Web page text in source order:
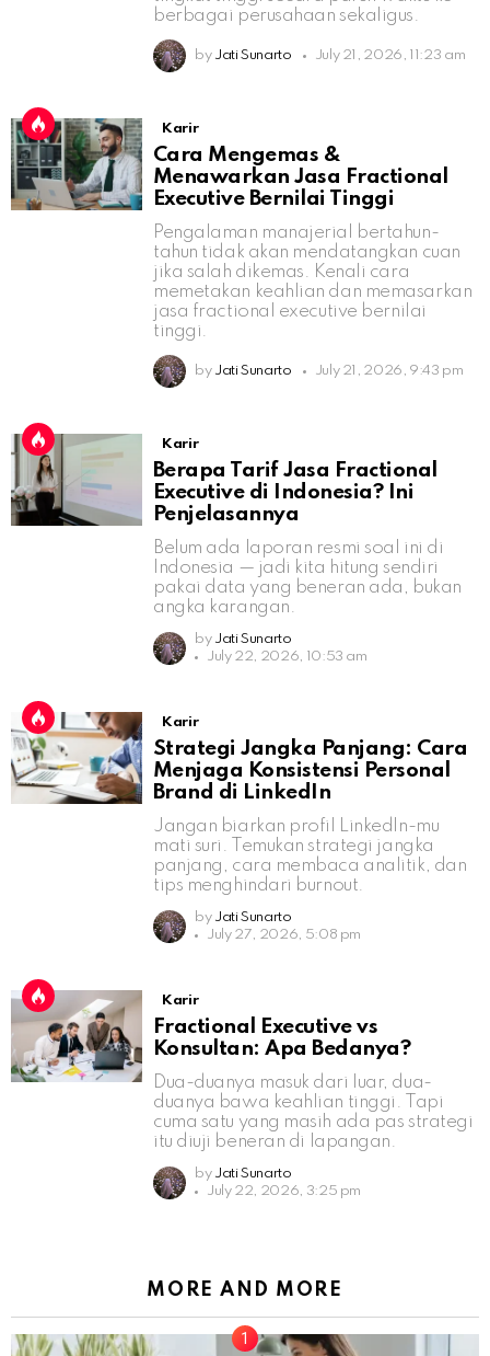
berbagai perusahaan sekaligus.
by Jati Sunarto July 21, 2026, 11:23 am
Karir
Cara Mengemas &
Menawarkan Jasa Fractional
Executive Bernilai Tinggi
Pengalaman manajerial bertahun-
tahun tidak akan mendatangkan cuan
jika salah dikemas. Kenali cara
memetakan keahlian dan memasarkan
jasa fractional executive bernilai
tinggi.
by Jati Sunarto July 21, 2026, 9:43 pm
Karir
Berapa Tarif Jasa Fractional
Executive di Indonesia? Ini
Penjelasannya
Belum ada laporan resmi soal ini di
Indonesia — jadi kita hitung sendiri
pakai data yang beneran ada, bukan
angka karangan.
by Jati Sunarto
July 22, 2026, 10:53 am
Karir
Strategi Jangka Panjang: Cara
Menjaga Konsistensi Personal
Brand di LinkedIn
Jangan biarkan profil LinkedIn-mu
mati suri. Temukan strategi jangka
panjang, cara membaca analitik, dan
tips menghindari burnout.
by Jati Sunarto
July 27, 2026, 5:08 pm
Karir
Fractional Executive vs
Konsultan: Apa Bedanya?
Dua-duanya masuk dari luar, dua-
duanya bawa keahlian tinggi. Tapi
cuma satu yang masih ada pas strategi
itu diuji beneran di lapangan.
by Jati Sunarto
July 22, 2026, 3:25 pm
MORE AND MORE